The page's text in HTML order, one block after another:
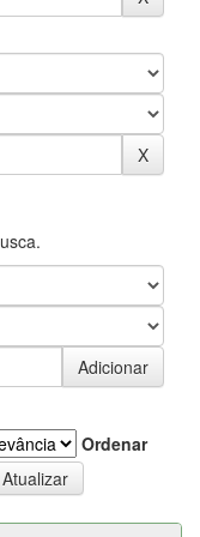
Ordenar